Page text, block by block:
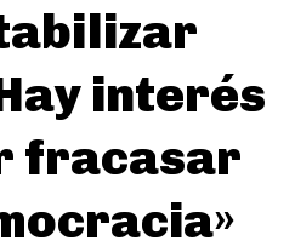
interés
fracasar